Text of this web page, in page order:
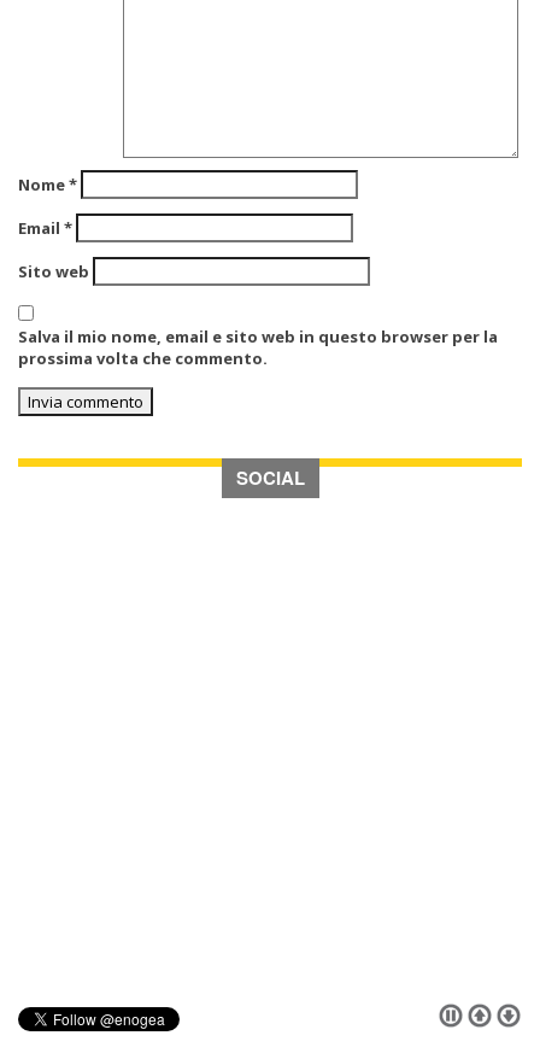
Nome*
Email *
Sito web
Salva il mio nome, email e sito web in questo browser per la
prossima volta che commento.
SOCIAL